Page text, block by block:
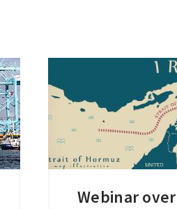
Webinar over
Webinar